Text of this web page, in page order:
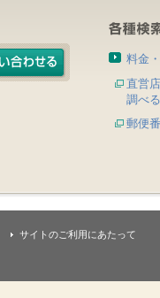
料金
直営
調べる
郵便
サイトのご利用にあたって